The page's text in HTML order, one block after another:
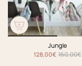
Jungle
128,00€ 160,00€